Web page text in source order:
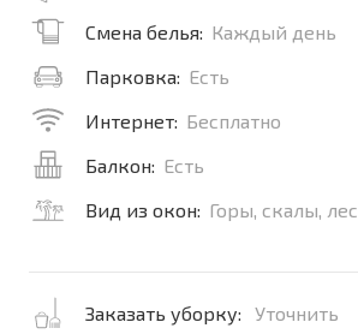
Смена белья: Каждый день
Парковка: Есть
Интернет: Бесплатно
Балкон: Есть
Вид из окон: Горы, скалы, лес
Заказать уборку:
Уточнить